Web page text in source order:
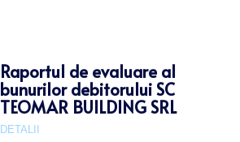
Raportul de evaluare al
bunurilor debitorului SC
TEOMAR BUILDING SRL
DETALII